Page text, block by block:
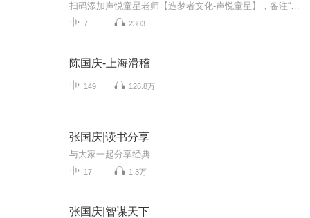
7 2303
陈国庆-上海滑稽
149 126.8万
张国庆|读书分享
与大家一起分享经典
17 1.3万
张国庆|智谋天下